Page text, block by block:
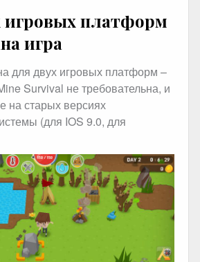
игровых платформ
игра
для двух игровых платформ –
Survival не требовательна, и
на старых версиях
(для IOS 9.0, для